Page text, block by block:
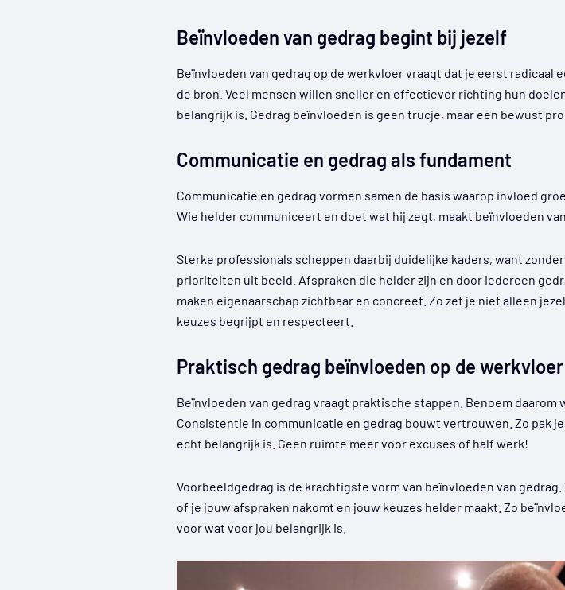
Beïnvloeden van gedrag begint bij jezelf
Beïnvloeden van gedrag op de werkvloer vraagt dat je eerst radicaal
de bron. Veel mensen willen sneller en effectiever richting hun
belangrijk is. Gedrag beïnvloeden is geen trucje, maar een bewust
Communicatie en gedrag als fundament
Communicatie en gedrag vormen samen de basis waarop invloed
Wie helder communiceert en doet wat hij zegt, maakt beïnvloeden
Sterke professionals scheppen daarbij duidelijke kaders, want
prioriteiten uit beeld. Afspraken die helder zijn en door iedereen
maken eigenaarschap zichtbaar en concreet. Zo zet je niet alleen
keuzes begrijpt en respecteert.
Praktisch gedrag beïnvloeden op de werkvloer
Beïnvloeden van gedrag vraagt praktische stappen. Benoem
Consistentie in communicatie en gedrag bouwt vertrouwen. Zo pak
echt belangrijk is. Geen ruimte meer voor excuses of half werk!
Voorbeeldgedrag is de krachtigste vorm van beïnvloeden van
of je jouw afspraken nakomt en jouw keuzes helder maakt. Zo
voor wat voor jou belangrijk is.